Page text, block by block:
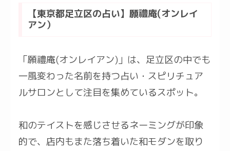
【東京都足立区の占い】願禮庵(オンレイ
アン）
「願禮庵(オンレイアン)」は、足立区の中でも
一風変わった名前を持つ占い・スピリチュア
ルサロンとして注目を集めているスポット。
和のテイストを感じさせるネーミングが印象
的で、店内もまた落ち着いた和モダンを取り